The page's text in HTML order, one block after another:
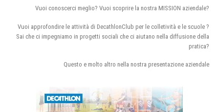
Vuoi conoscerci meglio? Vuoi scoprire la nostra MISSION aziendale?
Vuoi approfondire le attività di DecathlonClub per le colletività e le scuole ?
Sai che ci impegniamo in progetti sociali che ci aiutano nella diffusione della
pratica?
Questo e molto altro nella nostra presentazione aziendale